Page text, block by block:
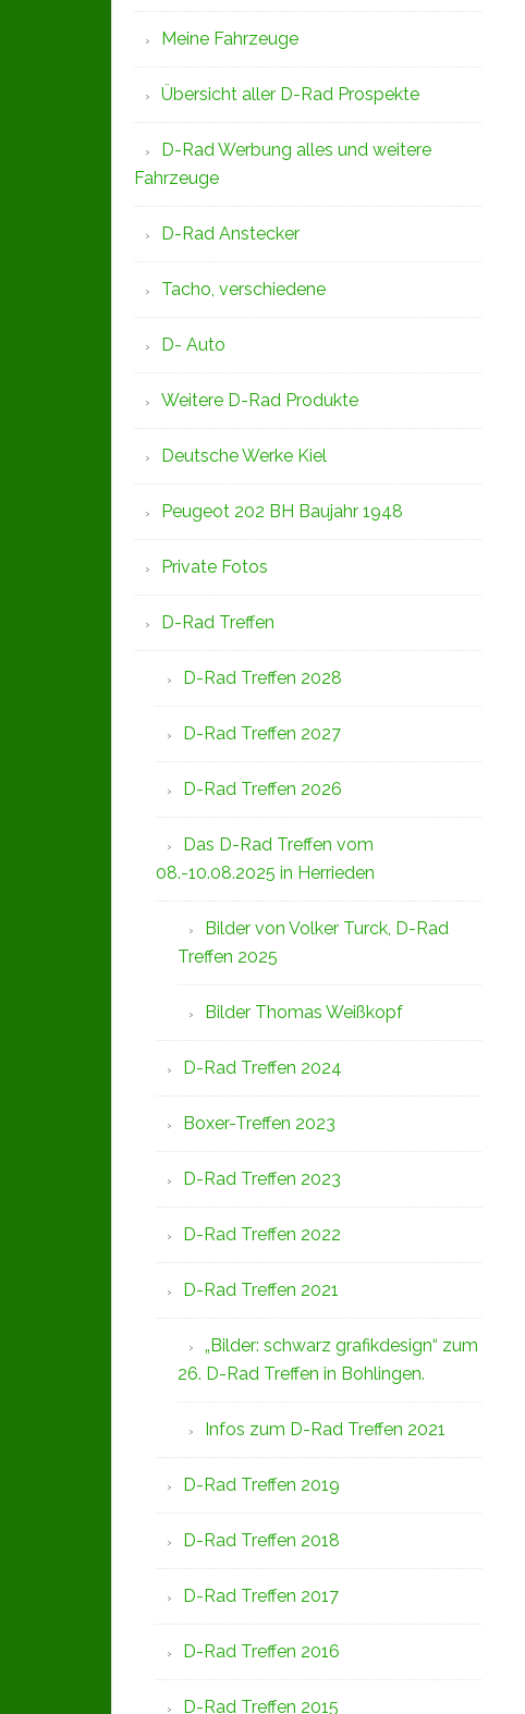
Meine Fahrzeuge
Übersicht aller D-Rad Prospekte
D-Rad Werbung alles und weitere
Fahrzeuge
D-Rad Anstecker
Tacho, verschiedene
D- Auto
Weitere D-Rad Produkte
Deutsche Werke Kiel
Peugeot 202 BH Baujahr 1948
Private Fotos
D-Rad Treffen
D-Rad Treffen 2028
D-Rad Treffen 2027
D-Rad Treffen 2026
Das D-Rad Treffen vom
08.-10.08.2025 in Herrieden
Bilder von Volker Turck, D-Rad
Treffen 2025
Bilder Thomas Weißkopf
D-Rad Treffen 2024
Boxer-Treffen 2023
D-Rad Treffen 2023
D-Rad Treffen 2022
D-Rad Treffen 2021
„Bilder: schwarz grafikdesign“ zum
26. D-Rad Treffen in Bohlingen.
Infos zum D-Rad Treffen 2021
D-Rad Treffen 2019
D-Rad Treffen 2018
D-Rad Treffen 2017
D-Rad Treffen 2016
D-Rad Treffen 2015